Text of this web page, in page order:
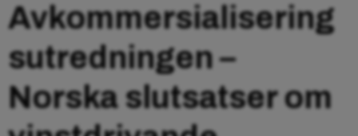
Avkommersialisering
sutredningen –
Norska slutsatser om